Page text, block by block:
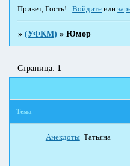
Привет, Гость! Войдите или
»(УФКМ) »Юмор
Страница: 1
Тема
Анекдоты Татьяна